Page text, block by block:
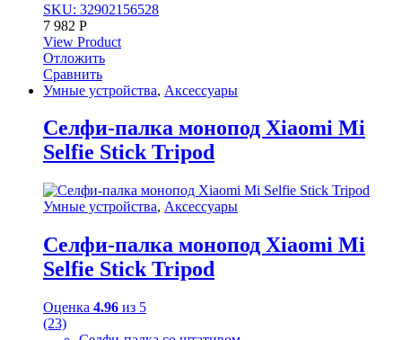
SKU: 32902156528
7 982 Р
View Product
Отложить
Сравнить
Умные устройства, Аксессуары
Селфи-палка монопод Xiaomi Mi
Selfie Stick Tripod
Умные устройства, Аксессуары
Селфи-палка монопод Xiaomi Mi
Selfie Stick Tripod
Оценка 4.96 из 5
(23)